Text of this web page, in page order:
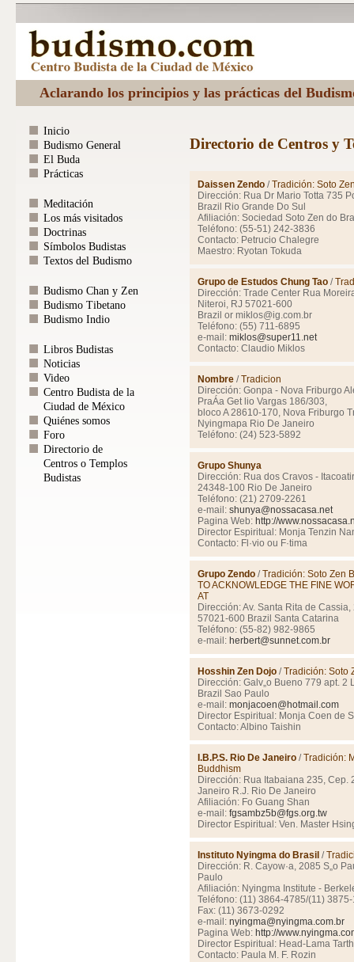
Aclarando los principios y las prácticas del
Directorio de Centros y
Daissen Zendo /Tradición: Soto
Dirección: Rua Dr Mario Totta 735
Brazil Rio Grande Do Sul
Afiliación: Sociedad Soto Zen do
Teléfono: (55-51) 242-3836
Contacto: Petrucio Chalegre
Maestro: Ryotan Tokuda
Grupo de Estudos Chung Tao /
Dirección: Trade Center Rua
Niteroi, RJ 57021-600
Brazil or miklos@ig.com.br
Teléfono: (55) 711-6895
e-mail: miklos@super11.net
Contacto: Claudio Miklos
Nombre /Tradicion
Dirección: Gonpa - Nova Friburgo
PraÁa Get lio Vargas 186/303,
bloco A 28610-170, Nova Friburgo
Nyingmapa Rio De Janeiro
Teléfono: (24) 523-5892
Grupo Shunya
Dirección: Rua dos Cravos -
24348-100 Rio De Janeiro
Teléfono: (21) 2709-2261
e-mail: shunya@nossacasa.net
Pagina Web: http://
Director Espiritual: Monja Tenzin
Contacto: Fl·vio ou F·tima
Grupo Zendo /Tradición: Soto Zen
TO ACKNOWLEDGE THE FINE
AT
Dirección: Av. Santa Rita de
57021-600 Brazil Santa Catarina
Teléfono: (55-82) 982-9865
e-mail: herbert@sunnet.com.br
Hosshin Zen Dojo /Tradición: Soto
Dirección: Galv„o Bueno 779 apt. 2
Brazil Sao Paulo
e-mail: monjacoen@hotmail.com
Director Espiritual: Monja Coen de
Contacto: Albino Taishin
I.B.P.S. Rio De Janeiro /Tradición:
Buddhism
Dirección: Rua Itabaiana 235, Cep.
Janeiro R.J. Rio De Janeiro
Afiliación: Fo Guang Shan
e-mail: fgsambz5b@fgs.org.tw
Director Espiritual: Ven. Master
Instituto Nyingma do Brasil /
Dirección: R. Cayow·a, 2085 S„o
Paulo
Afiliación: Nyingma Institute -
Teléfono: (11) 3864-4785/(11)
Fax: (11) 3673-0292
e-mail: nyingma@nyingma.com.br
Pagina Web: http://
Director Espiritual: Head-Lama
Contacto: Paula M. F. Rozin
Inicio
Budismo General
El Buda
Prácticas
Meditación
Los más visitados
Doctrinas
Símbolos Budistas
Textos del Budismo
Budismo Chan y Zen
Budismo Tibetano
Budismo Indio
Libros Budistas
Noticias
Video
Centro Budista de la
Ciudad de México
Quiénes somos
Foro
Directorio de
Centros o Templos
Budistas